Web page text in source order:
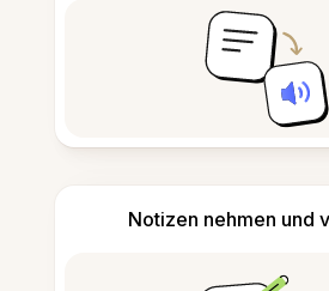
Notizen nehmen und